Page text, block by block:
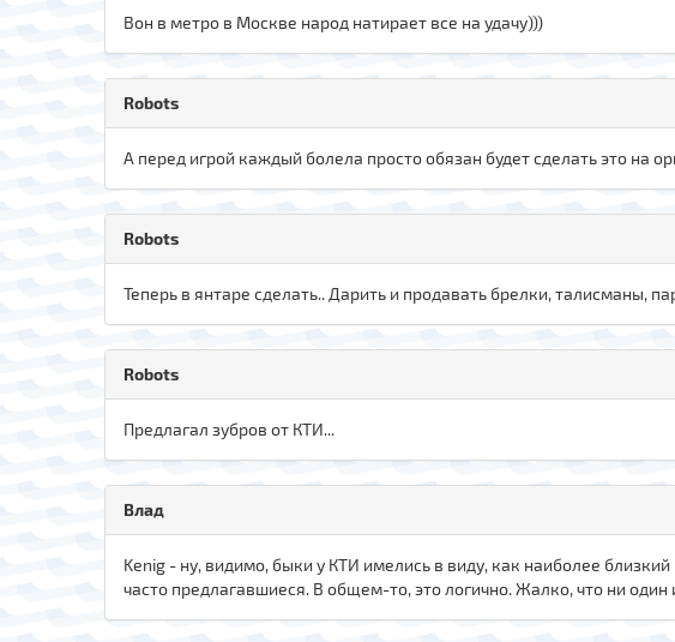
Вон в метро в Москве народ натирает все на удачу)))
Robots
А перед игрой каждый болела просто обязан будет сделать это на
Robots
Теперь в янтаре сделать.. Дарить и продавать брелки, талисманы,
Robots
Предлагал зубров от КТИ...
Влад
Kenig - ну, видимо, быки у КТИ имелись в виду, как наиболее
часто предлагавшиеся. В общем-то, это логично. Жалко, что ни